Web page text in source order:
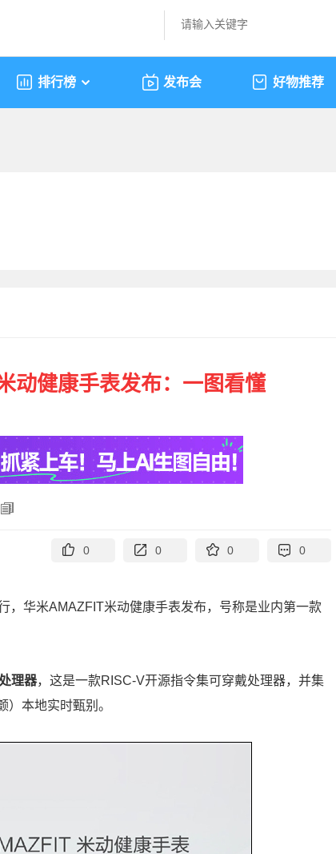
排行榜 发布会 好物推荐
动健康手表发布：一图看懂
0 0 0 0
，华米AMAZFIT米动健康手表发布，号称是业内第一款
理器，这是一款RISC-V开源指令集可穿戴处理器，并集
本地实时甄别。